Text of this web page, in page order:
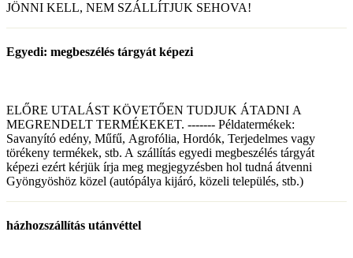
JÖNNI KELL, NEM SZÁLLÍTJUK SEHOVA!
Egyedi: megbeszélés tárgyát képezi
ELŐRE UTALÁST KÖVETŐEN TUDJUK ÁTADNI A
MEGRENDELT TERMÉKEKET. ------- Példatermékek:
Savanyító edény, Műfű, Agrofólia, Hordók, Terjedelmes vagy
törékeny termékek, stb. A szállítás egyedi megbeszélés tárgyát
képezi ezért kérjük írja meg megjegyzésben hol tudná átvenni
Gyöngyöshöz közel (autópálya kijáró, közeli település, stb.)
házhozszállítás utánvéttel